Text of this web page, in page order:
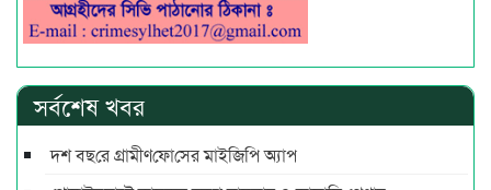
সর্বশেষ খবর
দশ বছ‌রে গ্রামীণ‌ফো‌সের মাইজিপি অ্যাপ